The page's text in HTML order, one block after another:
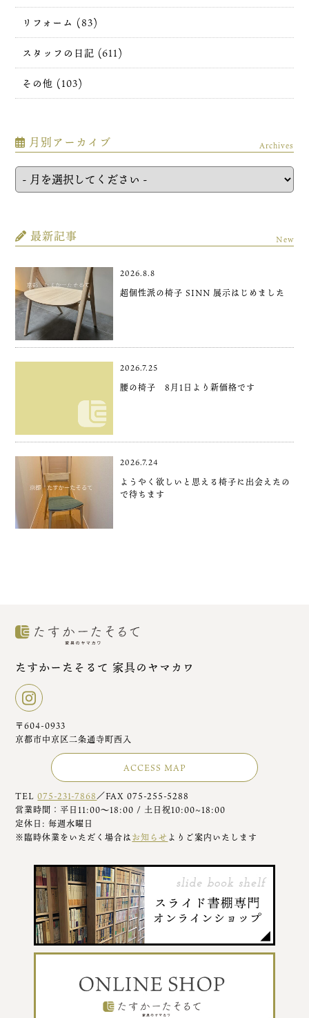
リフォーム (83)
スタッフの日記 (611)
その他 (103)
月別アーカイブ Archives
最新記事 New
2026.8.8
超個性派の椅子 SINN 展示はじめました
2026.7.25
腰の椅子 8月1日より新価格です
2026.7.24
ようやく欲しいと思える椅子に出会えたの
で待ちます
たすかーたそるて 家具のヤマカワ
〒604-0933
京都市中京区二条通寺町西入
ACCESS MAP
TEL075-231-7868／FAX 075-255-5288
営業時間：平日11:00～18:00 / 土日祝10:00~18:00
定休日: 毎週水曜日
※臨時休業をいただく場合はお知らせ よりご案内いたします